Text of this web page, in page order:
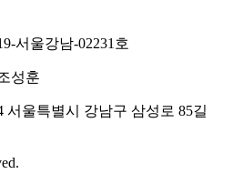
서울강남-02231호
성훈
서울특별시 강남구 삼성로 85길